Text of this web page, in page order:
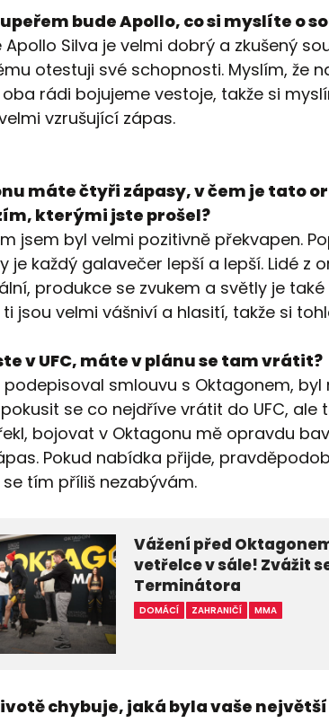
bude Apollo, co si myslíte o
Apollo Silva je velmi dobrý a zkušený
otestuji své schopnosti. Myslím, že
rádi bojujeme vestoje, takže si
vzrušující zápas.
máte čtyři zápasy, v čem je tato
kterými jste prošel?
jsem byl velmi pozitivně překvapen.
je každý galavečer lepší a lepší. Lidé z
produkce se zvukem a světly je
jsou velmi vášniví a hlasití, takže si
v UFC, máte v plánu se tam vrátit?
podepisoval smlouvu s Oktagonem,
se co nejdříve vrátit do UFC,
bojovat v Oktagonu mě opravdu
Pokud nabídka přijde,
tím příliš nezabývám.
Vážení před
vetřelce v sále! Zvážit
Terminátora
DOMÁCÍ ZAHRANIČÍ MMA
chybuje, jaká byla vaše